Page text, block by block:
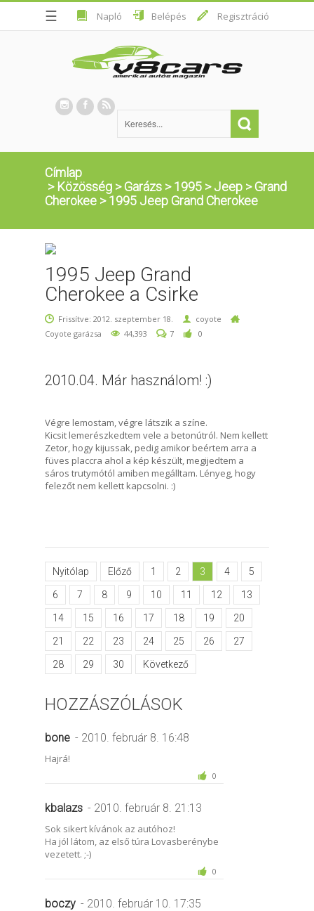
☰ Napló Belépés Regisztráció
Címlap
> Közösség >Garázs >1995 >Jeep >Grand
Cherokee >1995 Jeep Grand Cherokee
1995 Jeep Grand
Cherokee a Csirke
Frissítve: 2012. szeptember 18.
coyote
Coyote garázsa
44,393 7 0
2010.04. Már használom! :)
Végre lemostam, végre látszik a színe.
Kicsit lemerészkedtem vele a betonútról. Nem kellett
Zetor, hogy kijussak, pedig amikor beértem arra a
füves placcra ahol a kép készült, megijedtem a
sáros trutymótól amiben megálltam. Lényeg, hogy
felezőt nem kellett kapcsolni. :)
Nyitólap Előző 1 2 3 4 5
6 7 8 9 10 11 12 13
14 15 16 17 18 19 20
21 22 23 24 25 26 27
28 29 30 Következő
HOZZÁSZÓLÁSOK
bone - 2010. február 8. 16:48
Hajrá!
0
kbalazs - 2010. február 8. 21:13
Sok sikert kívánok az autóhoz!
Ha jól látom, az első túra Lovasberénybe
vezetett. ;-)
0
boczy - 2010. február 10. 17:35